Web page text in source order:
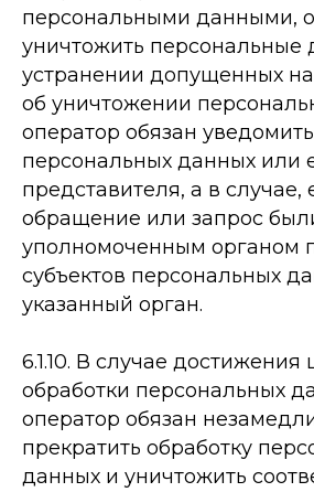
персональными данными,
уничтожить персональные
устранении допущенных
об уничтожении
оператор обязан уведомить
персональных данных или
представителя, а в случае,
обращение или запрос
уполномоченным органом
субъектов персональных
указанный орган.
6.1.10. В случае достижения
обработки персональных
оператор обязан
прекратить обработку
данных и уничтожить